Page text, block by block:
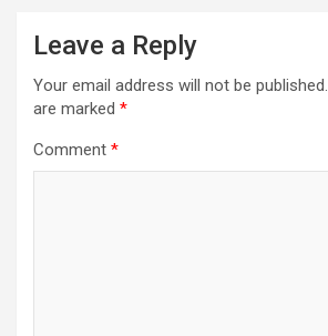
Leave a Reply
Your email address will not be published.
are marked *
Comment *